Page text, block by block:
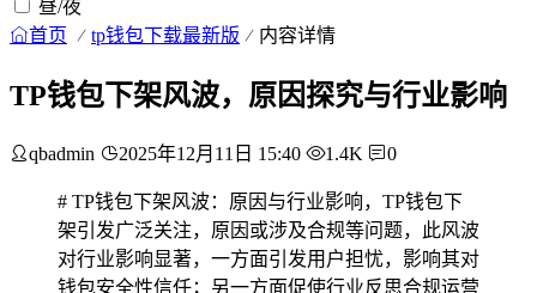
昼/夜
首页 tp钱包下载最新版 内容详情
TP钱包下架风波，原因探究与行业影响
qbadmin 2025年12月11日 15:40 1.4K 0
# TP钱包下架风波：原因与行业影响，TP钱包下
架引发广泛关注，原因或涉及合规等问题，此风波
对行业影响显著，一方面引发用户担忧，影响其对
钱包安全性信任；另一方面促使行业反思合规运营